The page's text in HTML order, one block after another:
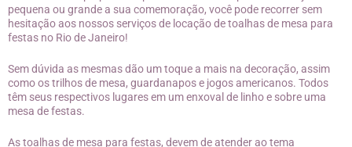
pequena ou grande a sua comemoração, você pode recorrer sem
hesitação aos nossos serviços de locação de toalhas de mesa para
festas no Rio de Janeiro!
Sem dúvida as mesmas dão um toque a mais na decoração, assim
como os trilhos de mesa, guardanapos e jogos americanos. Todos
têm seus respectivos lugares em um enxoval de linho e sobre uma
mesa de festas.
As toalhas de mesa para festas, devem de atender ao tema